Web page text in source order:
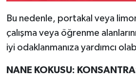
Bu nedenle, portakal veya
çalışma veya öğrenme
iyi odaklanmanıza yardımcı
NANE KOKUSU: